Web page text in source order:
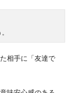
相手に「友達で